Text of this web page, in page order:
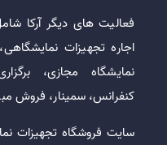
فعالیت های دیگر آرکا
اجاره تجهیزات
نمایشگاه مجازی،
کنفرانس، سمینار، فروش
سایت فروشگاه تجهیزات